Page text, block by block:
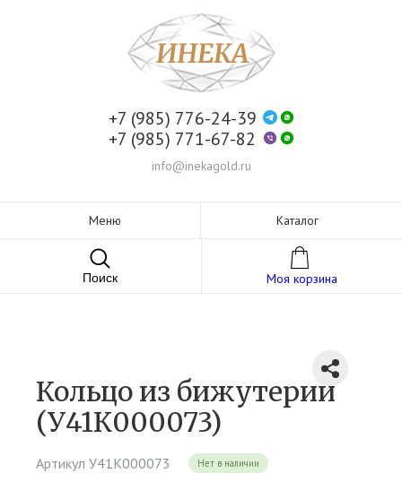
+7 (985) 776-24-39
+7 (985) 771-67-82
info@inekagold.ru
Меню Каталог
Поиск Моя корзина
Кольцо из бижутерии
(У41К000073)
Артикул У41К000073 Нет в наличии